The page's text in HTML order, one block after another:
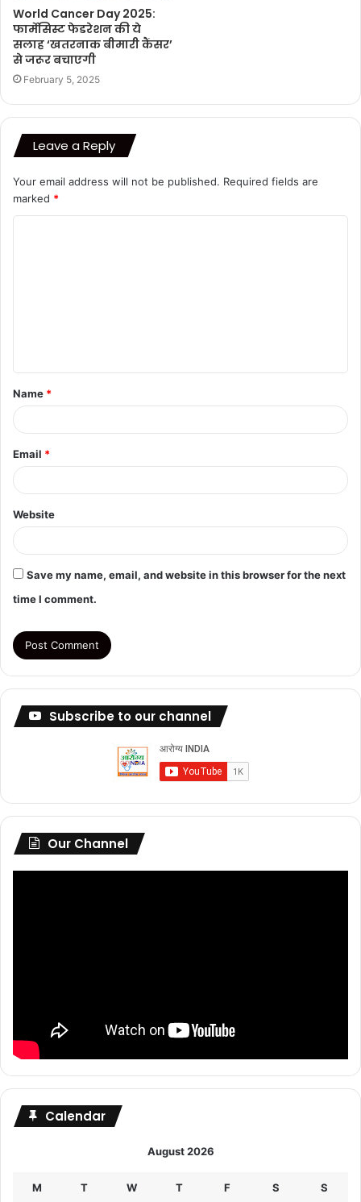
World Cancer Day 2025:
फार्मेसिस्ट फेडरेशन की ये
सलाह ‘खतरनाक बीमारी कैंसर’
से जरूर बचाएगी
February 5, 2025
Leave a Reply
Your email address will not be published. Required fields are
marked *
t
*
Name *
Email *
Website
Save my name, email, and website in this browser for the next
time I comment.
Subscribe to our channel
Our Channel
Calendar
August 2026
M T W T F S S